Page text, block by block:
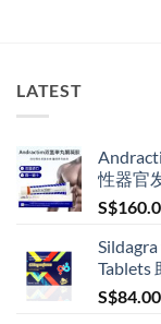
LATEST
性器官
S$
Tablets
S$84.00